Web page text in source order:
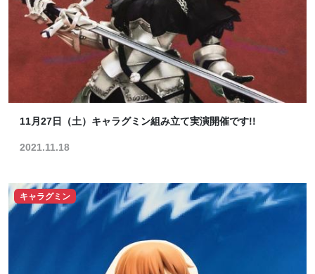
11月27日（土）キャラグミン組み立て実演開催です!!
2021.11.18
キャラグミン